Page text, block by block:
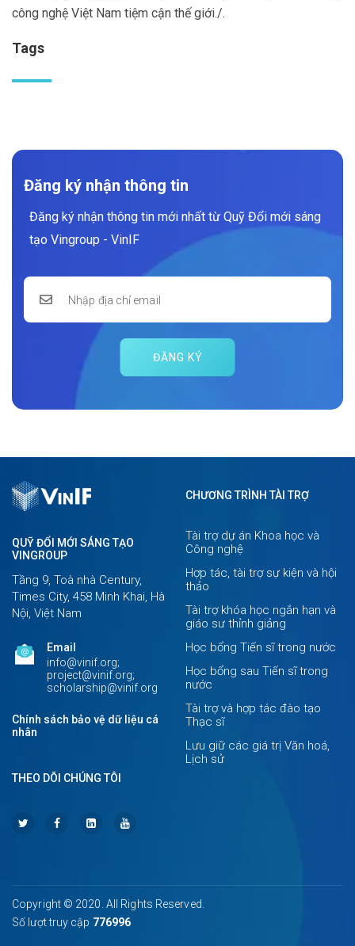
công nghệ Việt Nam tiệm cận thế giới./.
Tags
Đăng ký nhận thông tin
Đăng ký nhận thông tin mới nhất từ Quỹ Đổi mới sáng
tạo Vingroup - VinIF
ĐĂNG KÝ
QUỸ ĐỔI MỚI SÁNG TẠO
VINGROUP
Tầng 9, Toà nhà Century,
Times City, 458 Minh Khai, Hà
Nội, Việt Nam
Email
info@vinif.org;
project@vinif.org;
scholarship@vinif.org
Chính sách bảo vệ dữ liệu cá
nhân
CHƯƠNG TRÌNH TÀI TRỢ
Tài trợ dự án Khoa học và
Công nghệ
Hợp tác, tài trợ sự kiện và hội
thảo
Tài trợ khóa học ngắn hạn và
giáo sư thỉnh giảng
Học bổng Tiến sĩ trong nước
Học bổng sau Tiến sĩ trong
nước
Tài trợ và hợp tác đào tạo
Thạc sĩ
Lưu giữ các giá trị Văn hoá,
Lịch sử
THEO DÕI CHÚNG TÔI
Copyright © 2020. All Rights Reserved.
Số lượt truy cập 776996